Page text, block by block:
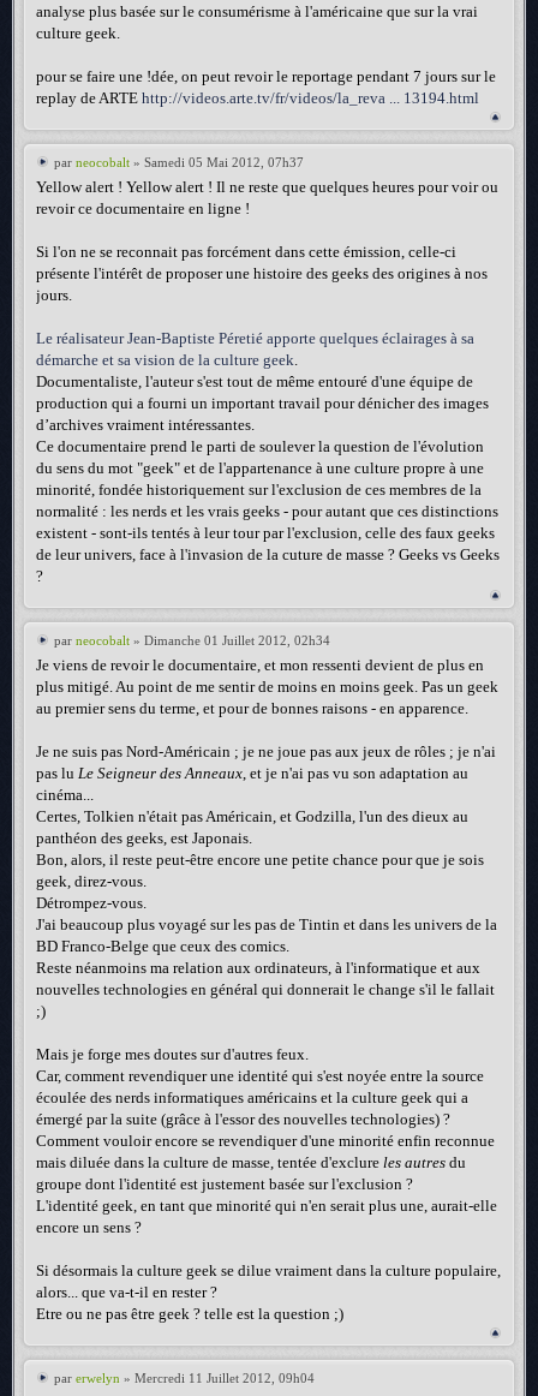
analyse plus basée sur le consumérisme à l'américaine que sur la vrai
culture geek.
pour se faire une !dée, on peut revoir le reportage pendant 7 jours sur le
replay de ARTE http://videos.arte.tv/fr/videos/la_reva ... 13194.html
par neocobalt » Samedi 05 Mai 2012, 07h37
Yellow alert ! Yellow alert ! Il ne reste que quelques heures pour voir ou
revoir ce documentaire en ligne !
Si l'on ne se reconnait pas forcément dans cette émission, celle-ci
présente l'intérêt de proposer une histoire des geeks des origines à nos
jours.
Le réalisateur Jean-Baptiste Péretié apporte quelques éclairages à sa
démarche et sa vision de la culture geek.
Documentaliste, l'auteur s'est tout de même entouré d'une équipe de
production qui a fourni un important travail pour dénicher des images
d’archives vraiment intéressantes.
Ce documentaire prend le parti de soulever la question de l'évolution
du sens du mot "geek" et de l'appartenance à une culture propre à une
minorité, fondée historiquement sur l'exclusion de ces membres de la
normalité : les nerds et les vrais geeks - pour autant que ces distinctions
existent - sont-ils tentés à leur tour par l'exclusion, celle des faux geeks
de leur univers, face à l'invasion de la cuture de masse ? Geeks vs Geeks
?
par neocobalt » Dimanche 01 Juillet 2012, 02h34
Je viens de revoir le documentaire, et mon ressenti devient de plus en
plus mitigé. Au point de me sentir de moins en moins geek. Pas un geek
au premier sens du terme, et pour de bonnes raisons - en apparence.
Je ne suis pas Nord-Américain ; je ne joue pas aux jeux de rôles ; je n'ai
pas lu Le Seigneur des Anneaux, et je n'ai pas vu son adaptation au
cinéma...
Certes, Tolkien n'était pas Américain, et Godzilla, l'un des dieux au
panthéon des geeks, est Japonais.
Bon, alors, il reste peut-être encore une petite chance pour que je sois
geek, direz-vous.
Détrompez-vous.
J'ai beaucoup plus voyagé sur les pas de Tintin et dans les univers de la
BD Franco-Belge que ceux des comics.
Reste néanmoins ma relation aux ordinateurs, à l'informatique et aux
nouvelles technologies en général qui donnerait le change s'il le fallait
;)
Mais je forge mes doutes sur d'autres feux.
Car, comment revendiquer une identité qui s'est noyée entre la source
écoulée des nerds informatiques américains et la culture geek qui a
émergé par la suite (grâce à l'essor des nouvelles technologies) ?
Comment vouloir encore se revendiquer d'une minorité enfin reconnue
mais diluée dans la culture de masse, tentée d'exclure les autres du
groupe dont l'identité est justement basée sur l'exclusion ?
L'identité geek, en tant que minorité qui n'en serait plus une, aurait-elle
encore un sens ?
Si désormais la culture geek se dilue vraiment dans la culture populaire,
alors... que va-t-il en rester ?
Etre ou ne pas être geek ? telle est la question ;)
par erwelyn » Mercredi 11 Juillet 2012, 09h04